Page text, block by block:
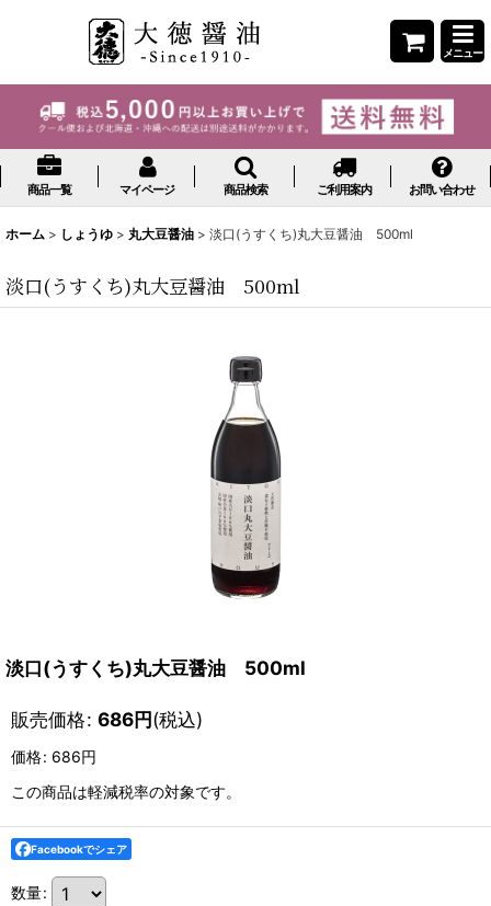
メニュー
商品一覧 マイページ 商品検索 ご利用案内 お問い合わせ
ホーム > しょうゆ > 丸大豆醤油 > 淡口(うすくち)丸大豆醤油 500ml
淡口(うすくち)丸大豆醤油 500ml
淡口(うすくち)丸大豆醤油 500ml
販売価格: 686円(税込)
価格: 686円
この商品は軽減税率の対象です。
Facebookでシェア
数量: